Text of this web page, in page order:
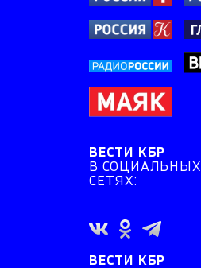
ВЕСТИ КБР
В СОЦИАЛЬНЫХ
СЕТЯХ:
ВЕСТИ КБР